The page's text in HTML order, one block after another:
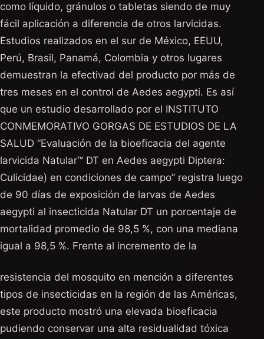
como líquido, gránulos o tabletas siendo de muy
fácil aplicación a diferencia de otros larvicidas.
Estudios realizados en el sur de México, EEUU,
Perú, Brasil, Panamá, Colombia y otros lugares
demuestran la efectivad del producto por más de
tres meses en el control de Aedes aegypti. Es así
que un estudio desarrollado por el INSTITUTO
CONMEMORATIVO GORGAS DE ESTUDIOS DE LA
SALUD “Evaluación de la bioeficacia del agente
larvicida Natular™ DT en Aedes aegypti Diptera:
Culicidae) en condiciones de campo” registra luego
de 90 días de exposición de larvas de Aedes
aegypti al insecticida Natular DT un porcentaje de
mortalidad promedio de 98,5 %, con una mediana
igual a 98,5 %. Frente al incremento de la
resistencia del mosquito en mención a diferentes
tipos de insecticidas en la región de las Américas,
este producto mostró una elevada bioeficacia
pudiendo conservar una alta residualidad tóxica